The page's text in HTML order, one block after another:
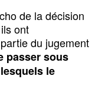
de la décision
ont
du jugement
passer sous
le